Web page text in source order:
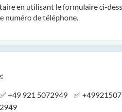
en utilisant le formulaire ci-
numéro de téléphone.
✅ +49 921 5072949 ✅